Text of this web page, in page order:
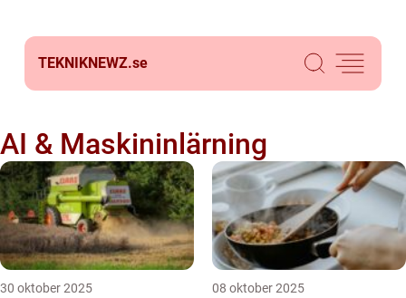
TEKNIKNEWZ.se
AI & Maskininlärning
30 oktober 2025 08 oktober 2025